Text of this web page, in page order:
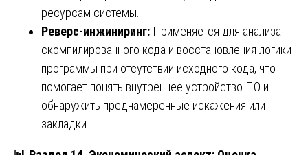
ресурсам системы.
Реверс-инжиниринг: Применяется для анализа
скомпилированного кода и восстановления логики
программы при отсутствии исходного кода, что
помогает понять внутреннее устройство ПО и
обнаружить преднамеренные искажения или
закладки.